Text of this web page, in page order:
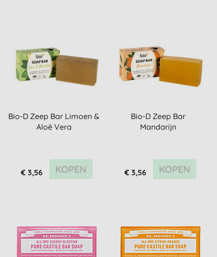
Bio-D Zeep Bar Limoen &
Aloë Vera
€ 3,56 KOPEN
Bio-D Zeep Bar
Mandarijn
€ 3,56 KOPEN